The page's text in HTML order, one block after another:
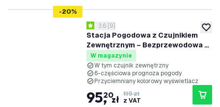
-20%
Stacja Pogodowa z Czujnikiem
Zewnętrznym – Bezprzewodowa –
Kolorowy Wyświetlacz 6,6'' – Ekran
Dotykowy – Do Użytku Wewnątrz i
na Zewnątrz
otwórz panel recenzji
3.6 Gwiazdki oceny
3.6 [9]
W magazynie
W tym czujnik zewnętrzny
6-częściowa prognoza pogody
Przyciemniany kolorowy wyświetlacz
95,
20zł 119 zł
z VAT